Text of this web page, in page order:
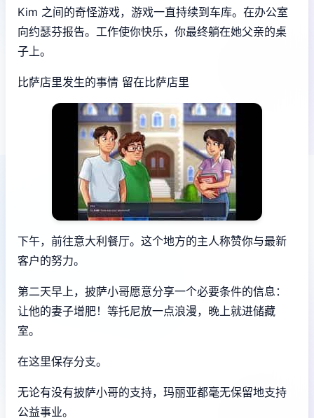
Kim 之间的奇怪游戏，游戏一直持续到车库。在办公室
向约瑟芬报告。工作使你快乐，你最终躺在她父亲的桌
子上。
比萨店里发生的事情 留在比萨店里
下午，前往意大利餐厅。这个地方的主人称赞你与最新
客户的努力。
第二天早上，披萨小哥愿意分享一个必要条件的信息：
让他的妻子增肥！等托尼放一点浪漫，晚上就进储藏
室。
在这里保存分支。
无论有没有披萨小哥的支持，玛丽亚都毫无保留地支持
公益事业。